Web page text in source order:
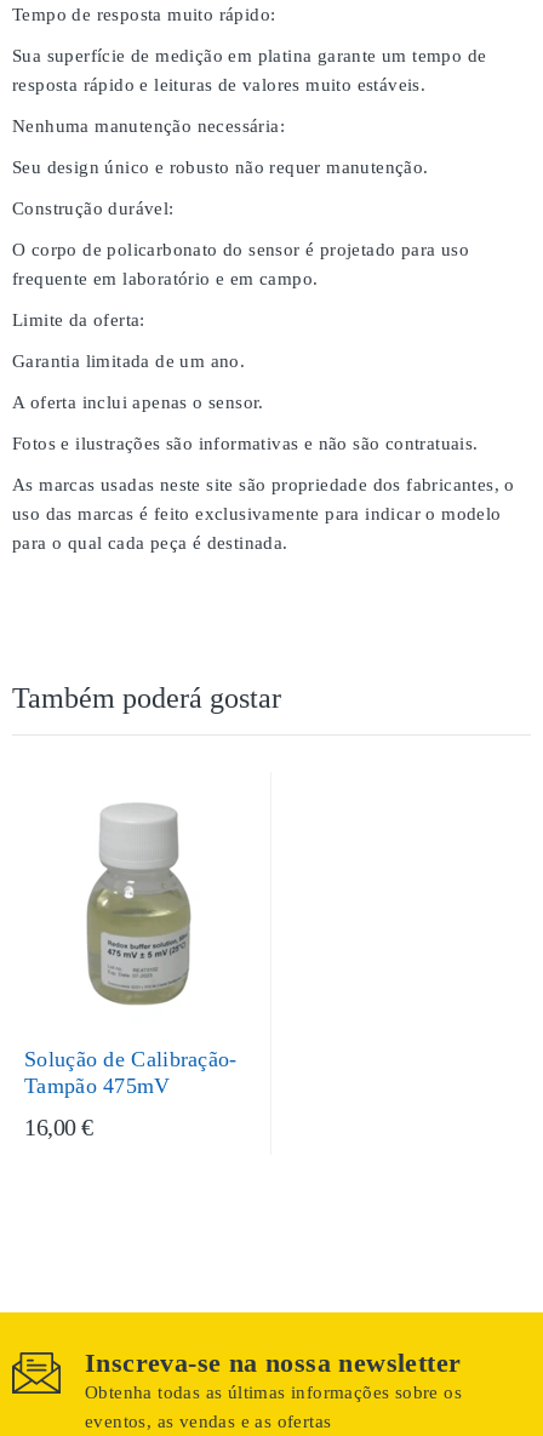
Tempo de resposta muito rápido:
Sua superfície de medição em platina garante um tempo de
resposta rápido e leituras de valores muito estáveis.
Nenhuma manutenção necessária:
Seu design único e robusto não requer manutenção.
Construção durável:
O corpo de policarbonato do sensor é projetado para uso
frequente em laboratório e em campo.
Limite da oferta:
Garantia limitada de um ano.
A oferta inclui apenas o sensor.
Fotos e ilustrações são informativas e não são contratuais.
As marcas usadas neste site são propriedade dos fabricantes, o
uso das marcas é feito exclusivamente para indicar o modelo
para o qual cada peça é destinada.
Também poderá gostar
Solução de Calibração-
Tampão 475mV
16,00 €
Inscreva-se na nossa newsletter
Obtenha todas as últimas informações sobre os
eventos, as vendas e as ofertas